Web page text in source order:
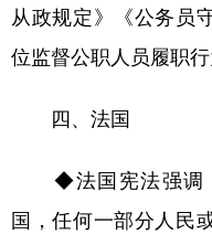
从政规定》《公务员
位监督公职人员履职行
四、法国
◆法国宪法强调，
国，任何一部分人民